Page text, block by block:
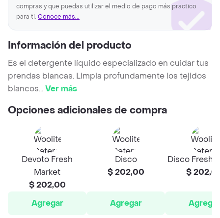
compras y que puedas utilizar el medio de pago más practico
para ti. Conoce más...
Información del producto
Es el detergente líquido especializado en cuidar tus
prendas blancas. Limpia profundamente los tejidos
blancos...Ver más
Opciones adicionales de compra
Devoto Fresh
Market
$ 202,00
Agregar
Disco
$ 202,00
Agregar
Disco Fresh
$
Agregar